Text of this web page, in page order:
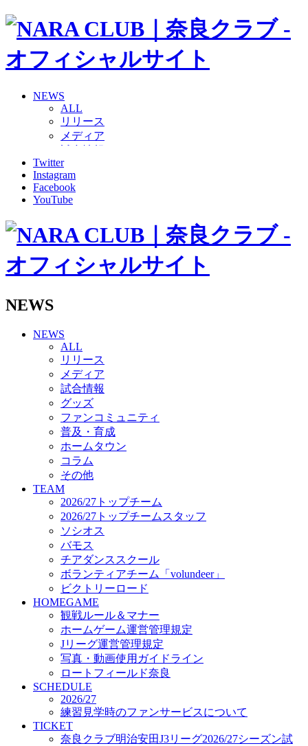
NEWS
ALL
リリース
メディア
グッズ
ファンコミュニティ
普及・育成
ホームタウン
その他
2026/27トップチーム
2026/27トップチームスタッフ
ボランティアチーム「volundeer」
ビクトリーロード
HOMEGAME
観戦ルール＆マナー
ホームゲーム運営管理規定
Jリーグ運営管理規定
写真・動画使用ガイドライン
ロートフィールド奈良
SCHEDULE
2026/27
練習見学時のファンサービスについて
TICKET
奈良クラブ明治安田J3リーグ2026/27シーズン試
合観戦チケット
奈良クラブ明治安田Ｊ3リーグ 2026/27シーズン
「鹿パス」
観戦ルール＆マナー
FANCOMMUNITY
2026/27ファンコミュニティ
サポートショップ
GOODS
オフィシャルストア（実店舗）
オンラインストア
ACADEMY
アカデミーについて
プロジェクト
コーチ&スタッフ
ジュニア
ジュニアユース
ユース
Twitter
Instagram
Facebook
YouTube
NEWS
NEWS
ALL
リリース
メディア
試合情報
グッズ
ファンコミュニティ
普及・育成
ホームタウン
コラム
その他
TEAM
2026/27トップチーム
2026/27トップチームスタッフ
ソシオス
バモス
チアダンススクール
ボランティアチーム「volundeer」
ビクトリーロード
HOMEGAME
観戦ルール＆マナー
ホームゲーム運営管理規定
Jリーグ運営管理規定
写真・動画使用ガイドライン
ロートフィールド奈良
SCHEDULE
2026/27
練習見学時のファンサービスについて
TICKET
奈良クラブ明治安田J3リーグ2026/27シーズン試